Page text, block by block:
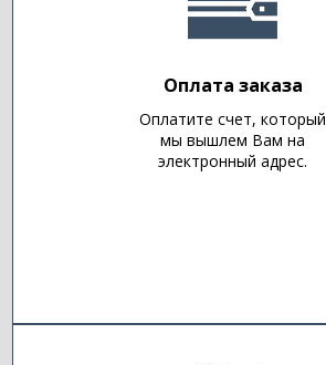
Оплата заказа
Оплатите счет, который
мы вышлем Вам на
электронный адрес.